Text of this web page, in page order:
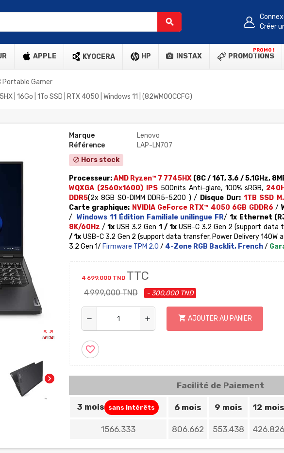
search
Créer
APPLE KYOCERA HP INSTAX PROMOTIONS
PROMO !
Portable Gamer
| 16Go | 1To SSD | RTX 4050 | Windows 11 | (82WM00CCFG)
zoom_out_map
chevron_right
Marque
Lenovo
Référence
LAP-LN707
block Hors stock
Processeur:AMD Ryzen™ 7 7745HX(8C / 16T, 3.6 / 5.1GHz,
WQXGA (2560x1600) IPS 500nits Anti-glare, 100% sRGB,
DDR5(2x 8GB SO-DIMM DDR5-5200 ) / Disque Dur: 1TB SSD
Carte graphique: NVIDIA GeForce RTX™ 4050 6GB GDDR6 /
/ Windows 11 Édition Familiale unilingue FR/ 1x Ethernet
8K/60Hz / 1xUSB 3.2 Gen 1 /1x USB-C 3.2 Gen 2 (support data
/ 1x USB-C 3.2 Gen 2 (support data transfer, Power Delivery 140W
3.2 Gen 1/ Firmware TPM 2.0 / 4-Zone RGB Backlit, French/
4 699,000 TND TTC
4 999,000 TND - 300,000 TND
remove add shopping_cart AJOUTER AU PANIER
favorite_border
Facilité de Paiement
3 mois sans intérêts 6 mois 9 mois 12 mois
1566.333 806.662 553.438 426.826